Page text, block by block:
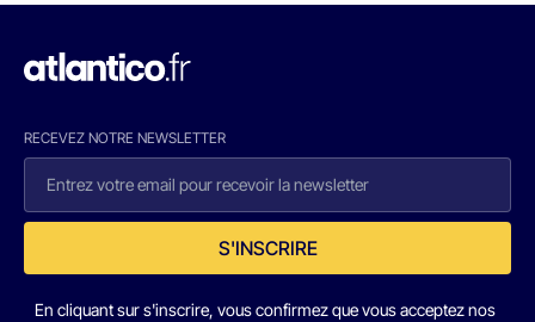
RECEVEZ NOTRE NEWSLETTER
S'INSCRIRE
En cliquant sur s'inscrire, vous confirmez que vous acceptez nos